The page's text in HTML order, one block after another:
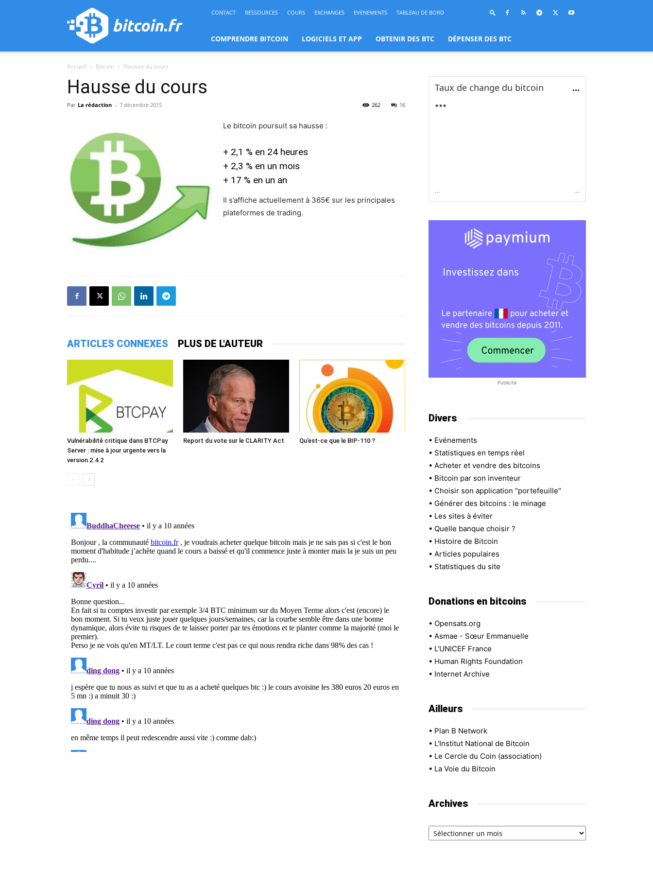
bitcoin.fr
CONTACT RESSOURCES COURS EXCHANGES EVENEMENTS TABLEAU DE BORD
COMPRENDRE BITCOIN LOGICIELS ET APP OBTENIR DES BTC DÉPENSER DES BTC
Accueil Bitcoin Hausse du cours
Hausse du cours
Par La rédaction - 7 décembre 2015 16
262
Le bitcoin poursuit sa hausse :
+ 2,1 % en 24 heures
+ 2,3 % en un mois
+ 17 % en un an
Il s’affiche actuellement à 365€ sur les principales
plateformes de trading.
ARTICLES CONNEXES PLUS DE L'AUTEUR
Vulnérabilité critique dans BTCPay
Server : mise à jour urgente vers la
version 2.4.2
Report du vote sur le CLARITY Act Qu’est-ce que le BIP-110 ?
Taux de change du bitcoin ...
...
... ...
Publicité
Divers
• Evénements
• Statistiques en temps réel
• Acheter et vendre des bitcoins
• Bitcoin par son inventeur
• Choisir son application "portefeuille"
• Générer des bitcoins : le minage
• Les sites à éviter
• Quelle banque choisir ?
• Histoire de Bitcoin
• Articles populaires
• Statistiques du site
Donations en bitcoins
• Opensats.org
• Asmae - Sœur Emmanuelle
• L'UNICEF France
• Human Rights Foundation
• Internet Archive
Ailleurs
• Plan B Network
• L'Institut National de Bitcoin
• Le Cercle du Coin (association)
• La Voie du Bitcoin
Archives
Archives